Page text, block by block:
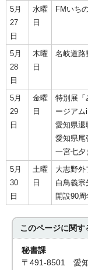
5月
27
日
水曜
日
FMいち
5月
28
日
木曜
日
名岐道路
5月
29
日
金曜
日
特別展「
ージアム
愛知県退
愛知県尾
一宮七夕
5月
30
日
土曜
日
大志野外
白鳥義宗
開設90
このページに関す
秘書課
〒491-8501 愛